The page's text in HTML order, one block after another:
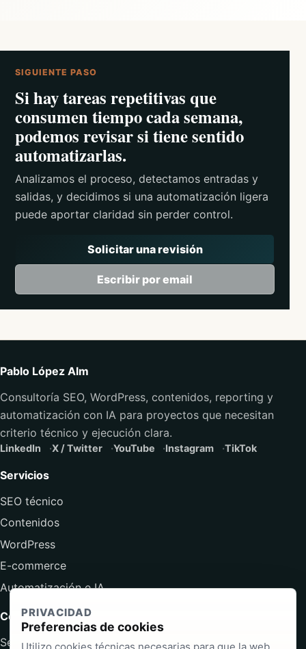
SIGUIENTE PASO
Si hay tareas repetitivas que
consumen tiempo cada semana,
podemos revisar si tiene sentido
automatizarlas.
Analizamos el proceso, detectamos entradas y
salidas, y decidimos si una automatización ligera
puede aportar claridad sin perder control.
Solicitar una revisión
Escribir por email
Pablo López Alm
Consultoría SEO, WordPress, contenidos, reporting y
automatización con IA para proyectos que necesitan
criterio técnico y ejecución clara.
LinkedIn X / Twitter YouTube Instagram TikTok
Servicios
SEO técnico
Contenidos
WordPress
E-commerce
Automatización e IA
Contenido
Servicios
PRIVACIDAD
Preferencias de cookies